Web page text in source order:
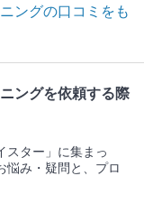
ングの口コミをも
ングを依頼する際
スター」に集まっ
悩み・疑問と、プロ